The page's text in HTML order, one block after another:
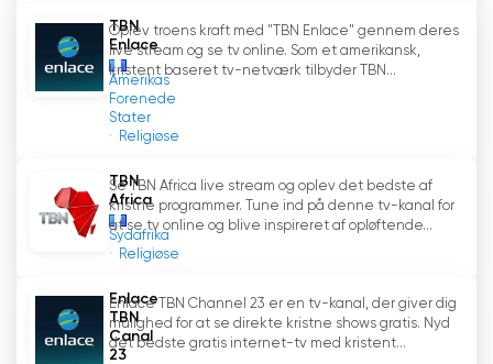
TBN
Enlace
Amerikas
Forenede
Stater
Religiøse
Oplev troens kraft med "TBN Enlace" gennem deres
live stream og se tv online. Som et amerikansk,
kristent baseret tv-netværk tilbyder TBN...
TBN
Africa
Sydafrika
Religiøse
Se TBN Africa live stream og oplev det bedste af
kristne programmer. Tune ind på denne tv-kanal for
at se tv online og blive inspireret af opløftende...
Enlace
TBN
Canal
23
Enlace TBN Channel 23 er en tv-kanal, der giver dig
mulighed for at se direkte kristne shows gratis. Nyd
det bedste gratis internet-tv med kristent...